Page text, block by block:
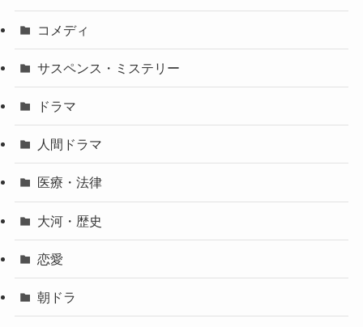
コメディ
サスペンス・ミステリー
ドラマ
人間ドラマ
医療・法律
大河・歴史
恋愛
朝ドラ